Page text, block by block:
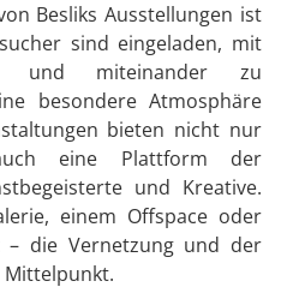
Besliks Ausstellungen ist
sind eingeladen, mit
und miteinander zu
besondere Atmosphäre
bieten nicht nur
eine Plattform der
und Kreative.
einem Offspace oder
– die Vernetzung und der
Mittelpunkt.